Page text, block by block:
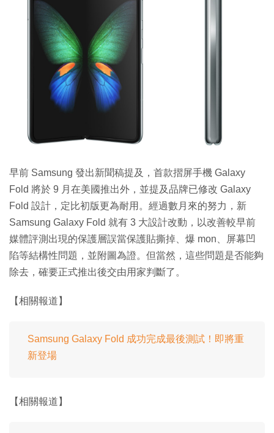
生成式AI與雲端應用
Enterprise Digital Transformation
早前 Samsung 發出新聞稿提及，首款摺屏手機 Galaxy
Fold 將於 9 月在美國推出外，並提及品牌已修改 Galaxy
Fold 設計，定比初版更為耐用。經過數月來的努力，新
Samsung Galaxy Fold 就有 3 大設計改動，以改善較早前
媒體評測出現的保護層誤當保護貼撕掉、爆 mon、屏幕凹
陷等結構性問題，並附圖為證。但當然，這些問題是否能夠
除去，確要正式推出後交由用家判斷了。
【相關報道】
Samsung Galaxy Fold 成功完成最後測試！即將重
新登場
【相關報道】